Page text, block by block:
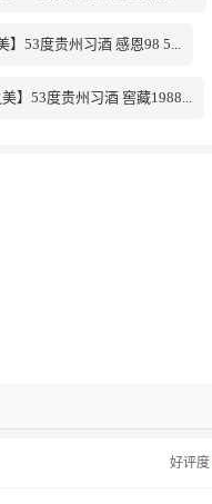
】53度贵州习酒 感恩98 5...
美】53度贵州习酒 窖藏1988...
好评度